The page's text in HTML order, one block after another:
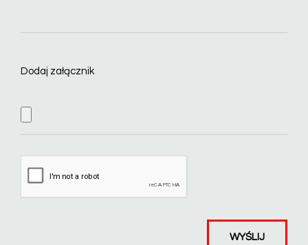
Dodaj załącznik